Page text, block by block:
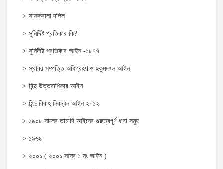
সাফকবালা দলিল
সুনির্দিষ্ট প্রতিকার কি?
সুনির্দীষ্ট প্রতিকার আইন -১৮৭৭
স্থাবর সম্পত্তি অধিগ্রহণ ও হুকুমদখল আইন
হিন্দু উত্তরাধিকার আইন
হিন্দু বিবাহ নিবন্ধন আইন ২০১২
১৯০৮ সালের তামাদি আইনের গুরুত্বপূর্ণ ধারা সমুহ
১৯৬৪
২০০১ ( ২০০১ সনের ১ নং আইন )